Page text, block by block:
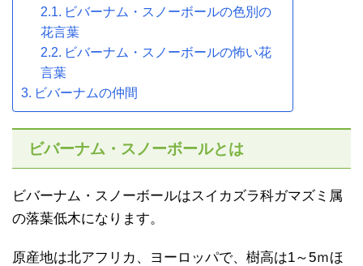
ビバーナム・スノーボールの色別の
花言葉
ビバーナム・スノーボールの怖い花
言葉
ビバーナムの仲間
ビバーナム・スノーボールとは
ビバーナム・スノーボールはスイカズラ科ガマズミ属
の落葉低木になります。
原産地は北アフリカ、ヨーロッパで、樹高は1～5ｍほ